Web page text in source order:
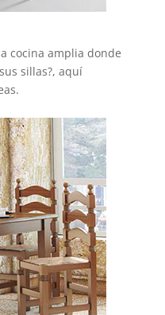
cocina amplia donde
sillas?, aquí